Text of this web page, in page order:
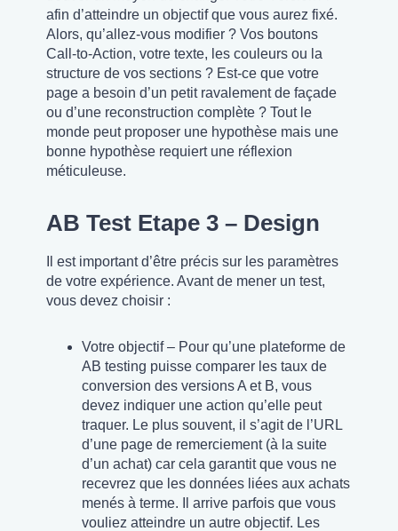
afin d’atteindre un objectif que vous aurez fixé.
Alors, qu’allez-vous modifier ? Vos boutons
Call-to-Action, votre texte, les couleurs ou la
structure de vos sections ? Est-ce que votre
page a besoin d’un petit ravalement de façade
ou d’une reconstruction complète ? Tout le
monde peut proposer une hypothèse mais une
bonne hypothèse requiert une réflexion
méticuleuse.
AB Test Etape 3 – Design
Il est important d’être précis sur les paramètres
de votre expérience. Avant de mener un test,
vous devez choisir :
Votre objectif – Pour qu’une plateforme de
AB testing puisse comparer les taux de
conversion des versions A et B, vous
devez indiquer une action qu’elle peut
traquer. Le plus souvent, il s’agit de l’URL
d’une page de remerciement (à la suite
d’un achat) car cela garantit que vous ne
recevrez que les données liées aux achats
menés à terme. Il arrive parfois que vous
vouliez atteindre un autre objectif. Les